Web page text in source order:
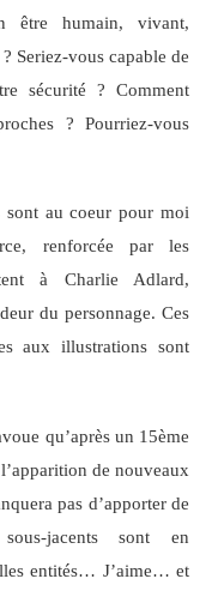
humain, vivant,
Seriez-vous capable de
sécurité ? Comment
? Pourriez-vous
sont au coeur pour moi
renforcée par les
à Charlie Adlard,
du personnage. Ces
aux illustrations sont
qu’après un 15ème
de nouveaux
pas d’apporter de
jacents sont en
entités… J’aime… et